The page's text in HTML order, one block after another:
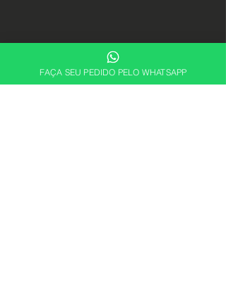
FAÇA SEU PEDIDO PELO WHATSAPP